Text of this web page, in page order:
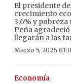
El presidente
crecimiento
3,6% y pobreza
Peña
llegarán a las
Marzo 5, 2026
Economía